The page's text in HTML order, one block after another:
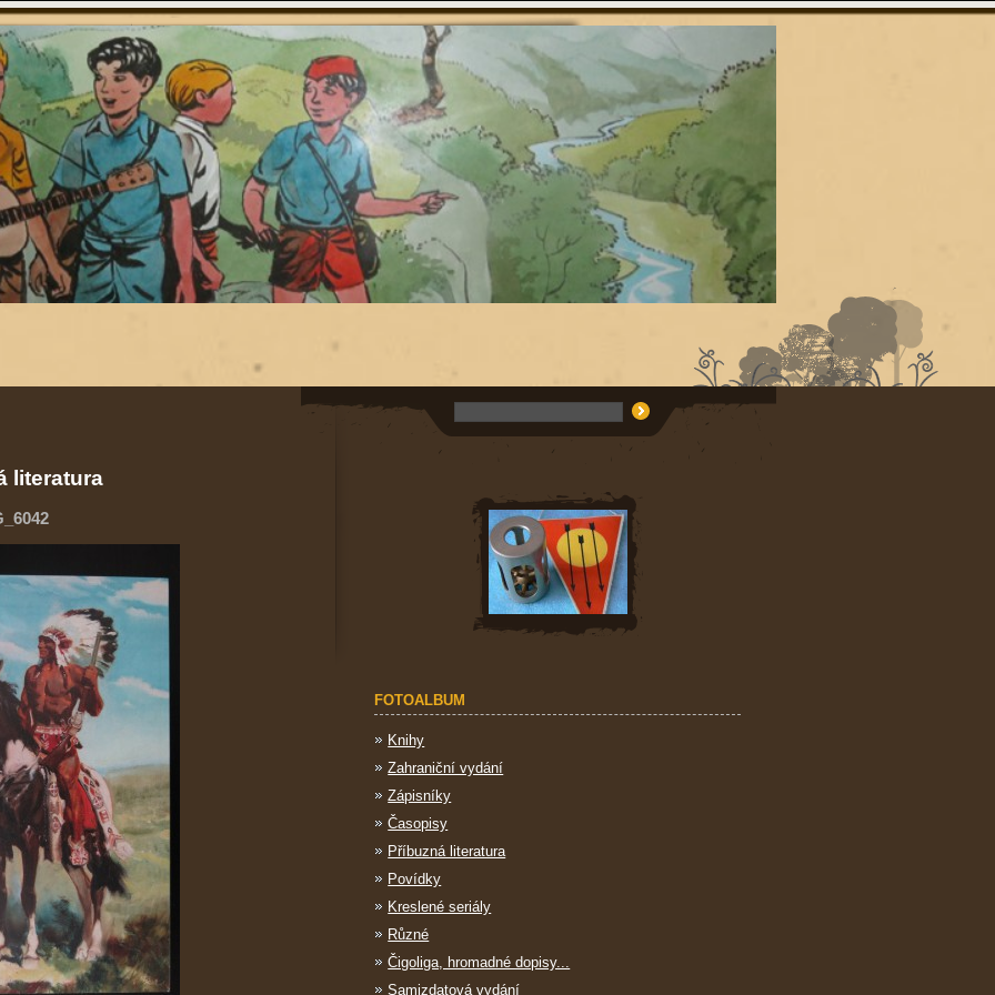
literatura
FOTOALBUM
Knihy
Zahraniční vydání
Zápisníky
Časopisy
Příbuzná literatura
Povídky
Kreslené seriály
Různé
Čigoliga, hromadné dopisy...
Samizdatová vydání